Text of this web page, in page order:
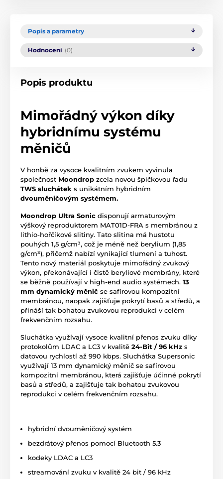
Popis a parametry
Hodnocení (0)
Popis produktu
Mimořádný výkon díky
hybridnímu systému
měničů
V honbě za vysoce kvalitním zvukem vyvinula
společnost Moondrop zcela novou špičkovou řadu
TWS sluchátek s unikátním hybridním
dvouměničovým systémem.
Moondrop Ultra Sonic disponují armaturovým
výškový reproduktorem MAT01D-FRA s membránou z
lithio-hořčíkové slitiny. Tato slitina má hustotu
pouhých 1,5 g/cm³, což je méně než berylium (1,85
g/cm³), přičemž nabízí vynikající tlumení a tuhost.
Tento nový materiál poskytuje mimořádný zvukový
výkon, překonávající i čistě beryliové membrány, které
se běžně používají v high-end audio systémech. 13
mm dynamický měnič se safírovou kompozitní
membránou, naopak zajišťuje pokrytí basů a středů, a
přináší tak bohatou zvukovou reprodukci v celém
frekvenčním rozsahu.
Sluchátka využívají vysoce kvalitní přenos zvuku díky
protokolům LDAC a LC3 v kvalitě 24-Bit / 96 kHz s
datovou rychlostí až 990 kbps. Sluchátka Supersonic
využívají 13 mm dynamický měnič se safírovou
kompozitní membránou, která zajišťuje účinné pokrytí
basů a středů, a zajišťuje tak bohatou zvukovou
reprodukci v celém frekvenčním rozsahu.
hybridní dvouměničový systém
bezdrátový přenos pomocí Bluetooth 5.3
kodeky LDAC a LC3
streamování zvuku v kvalitě 24 bit / 96 kHz